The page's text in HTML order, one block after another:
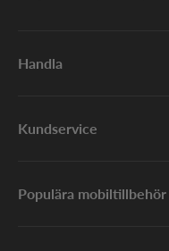
Handla
Kundservice
Populära mobiltillbehör